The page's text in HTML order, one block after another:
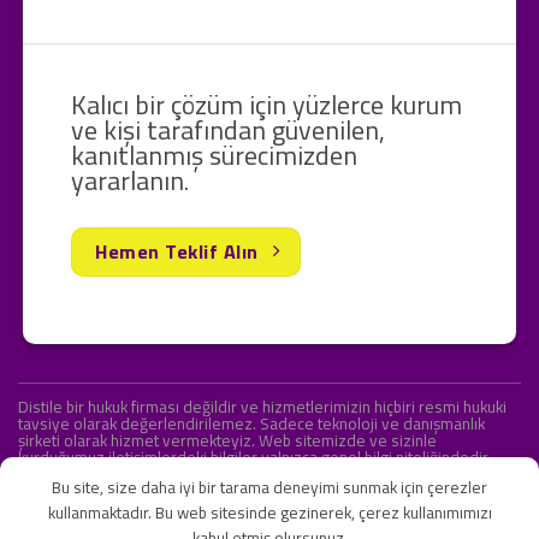
Kalıcı bir çözüm için yüzlerce kurum
ve kişi tarafından güvenilen,
kanıtlanmış sürecimizden
yararlanın.
Hemen Teklif Alın
Distile bir hukuk firması değildir ve hizmetlerimizin hiçbiri resmi hukuki
tavsiye olarak değerlendirilemez. Sadece teknoloji ve danışmanlık
şirketi olarak hizmet vermekteyiz. Web sitemizde ve sizinle
kurduğumuz iletişimlerdeki bilgiler yalnızca genel bilgi niteliğindedir.
Bu site, size daha iyi bir tarama deneyimi sunmak için çerezler
kullanmaktadır. Bu web sitesinde gezinerek, çerez kullanımımızı